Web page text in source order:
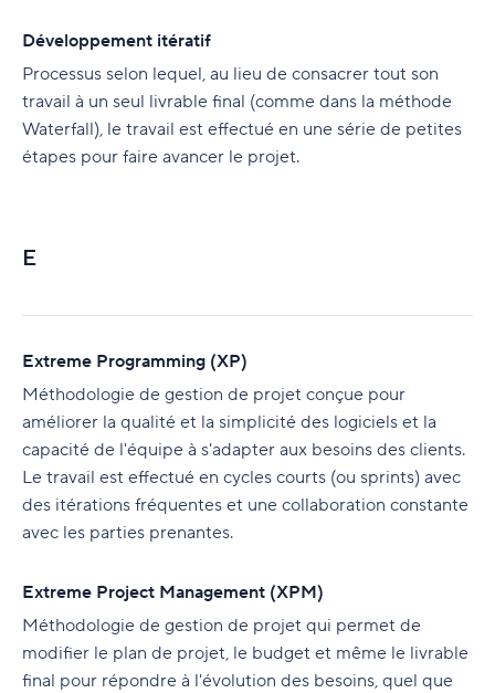
Développement itératif
Processus selon lequel, au lieu de consacrer tout son
travail à un seul livrable final (comme dans la méthode
Waterfall), le travail est effectué en une série de petites
étapes pour faire avancer le projet.
E
Extreme Programming (XP)
Méthodologie de gestion de projet conçue pour
améliorer la qualité et la simplicité des logiciels et la
capacité de l'équipe à s'adapter aux besoins des clients.
Le travail est effectué en cycles courts (ou sprints) avec
des itérations fréquentes et une collaboration constante
avec les parties prenantes.
Extreme Project Management (XPM)
Méthodologie de gestion de projet qui permet de
modifier le plan de projet, le budget et même le livrable
final pour répondre à l'évolution des besoins, quel que